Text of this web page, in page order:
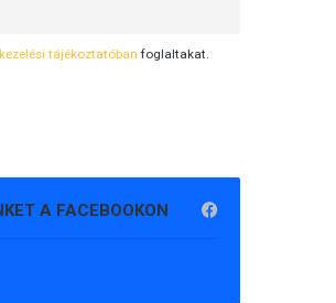
tájékoztatóban foglaltakat.
A FACEBOOKON